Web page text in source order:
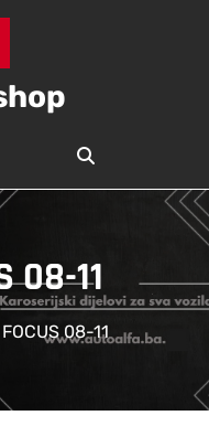
08-11
FOCUS 08-11